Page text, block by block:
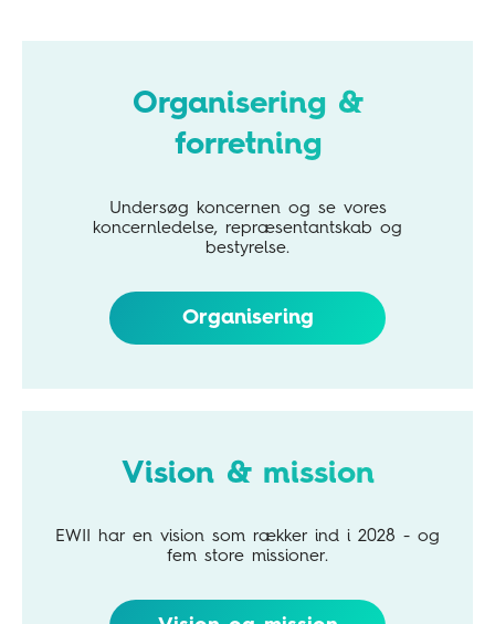
Organisering &
forretning
Undersøg koncernen og se vores
koncernledelse, repræsentantskab og
bestyrelse.
Organisering
Vision & mission
EWII har en vision som rækker ind i 2028 - og
fem store missioner.